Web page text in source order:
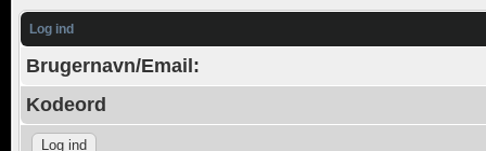
Log ind
Brugernavn/Email:
Kodeord